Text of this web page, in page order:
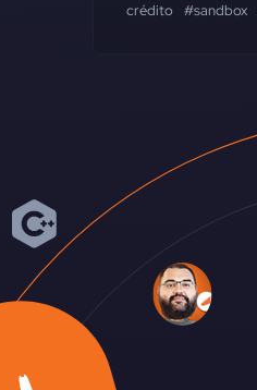
crédito
#sandbox